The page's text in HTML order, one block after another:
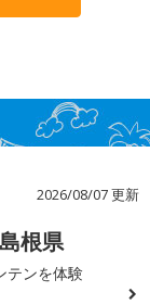
2026/08/07 更新
根県
テンを体験